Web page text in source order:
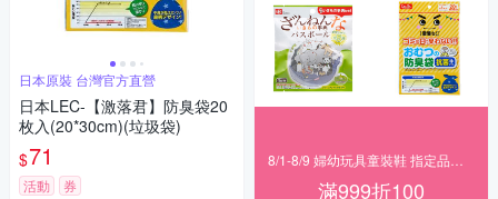
日本原裝 台灣官方直營
日本LEC-【激落君】防臭袋20
枚入(20*30cm)(垃圾袋)
$71
活動 券 滿999折100